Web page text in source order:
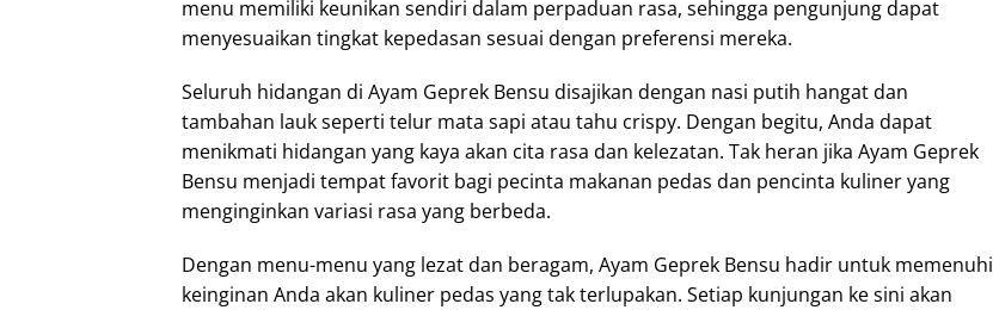
menu memiliki keunikan sendiri dalam perpaduan rasa, sehingga pengunjung dapat
menyesuaikan tingkat kepedasan sesuai dengan preferensi mereka.
Seluruh hidangan di Ayam Geprek Bensu disajikan dengan nasi putih hangat dan
tambahan lauk seperti telur mata sapi atau tahu crispy. Dengan begitu, Anda dapat
menikmati hidangan yang kaya akan cita rasa dan kelezatan. Tak heran jika Ayam Geprek
Bensu menjadi tempat favorit bagi pecinta makanan pedas dan pencinta kuliner yang
menginginkan variasi rasa yang berbeda.
Dengan menu-menu yang lezat dan beragam, Ayam Geprek Bensu hadir untuk memenuhi
keinginan Anda akan kuliner pedas yang tak terlupakan. Setiap kunjungan ke sini akan